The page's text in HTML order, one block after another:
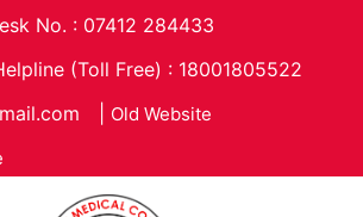
No. : 07412 284433
(Toll Free) : 18001805522
Old Website